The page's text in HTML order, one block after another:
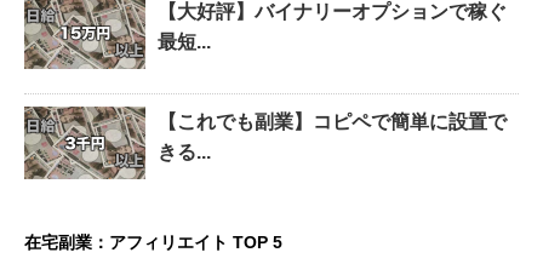
【大好評】バイナリーオプションで稼ぐ
最短...
【これでも副業】コピペで簡単に設置で
きる...
在宅副業：アフィリエイト TOP 5